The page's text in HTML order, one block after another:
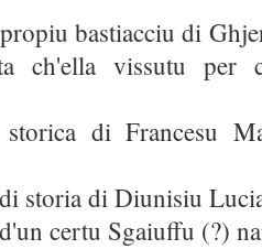
bastiacciu di
ch'ella vissutu per
di Francesu
storia di Diunisiu
certu Sgaiuffu (?)